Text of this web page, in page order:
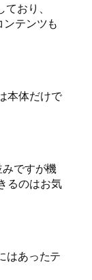
おり、
テンツも
本体だけで
ですが機
るのはお気
はあったテ